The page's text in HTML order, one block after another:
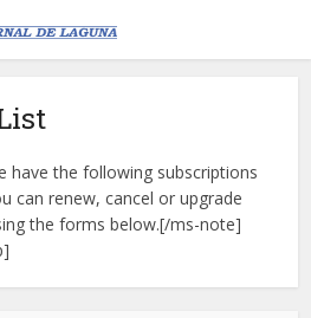
have the following subscriptions
can renew, cancel or upgrade
the forms below.[/ms-note]